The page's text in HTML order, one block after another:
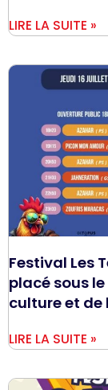
LIRE LA SUITE »
Festival Les
placé sous
culture et
LIRE LA SUITE »